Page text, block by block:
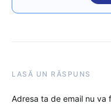
LASĂ UN RĂSPUNS
Adresa ta de email nu va